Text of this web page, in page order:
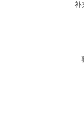
补